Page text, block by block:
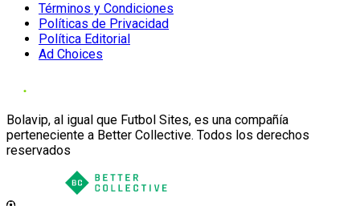
Términos y Condiciones
Políticas de Privacidad
Política Editorial
Ad Choices
Bolavip, al igual que Futbol Sites, es una compañía
perteneciente a Better Collective. Todos los derechos
reservados